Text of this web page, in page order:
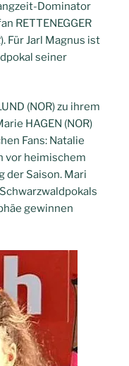
Dominator
RETTENEGGER
Für Jarl Magnus ist
seiner
(NOR) zu ihrem
HAGEN (NOR)
Fans: Natalie
vor heimischem
der Saison. Mari
gewinnen